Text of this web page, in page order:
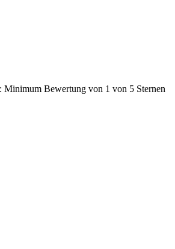
Minimum Bewertung von 1 von 5 Sternen